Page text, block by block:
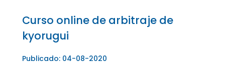
Curso online de arbitraje de
kyorugui
Publicado: 04-08-2020